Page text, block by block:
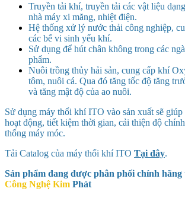
Truyền tải khí, truyền tải các vật liệu
nhà máy xi măng, nhiệt điện.
Hệ thống xử lý nước thải công nghiệp,
các bể vi sinh yếu khí.
Sử dụng để hút chân không trong các
phẩm.
Nuôi trồng thủy hải sản, cung cấp khí
tôm, nuôi cá. Qua đó tăng tốc độ tăng
và tăng mật độ của ao nuôi.
Sử dụng máy thổi khí ITO vào sản xuất sẽ giúp
hoạt động, tiết kiệm thời gian, cải thiện độ
thống máy móc.
Tải Catalog của máy thổi khí ITO Tại đây.
Sản phẩm đang được phân phối chính hãng
Công Nghệ Kim Phát